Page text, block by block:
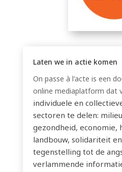
Laten we in actie komen
On passe à l'acte is een
online mediaplatform dat
individuele en
sectoren te delen:
gezondheid, economie,
landbouw, solidariteit
tegenstelling tot de
verlammende